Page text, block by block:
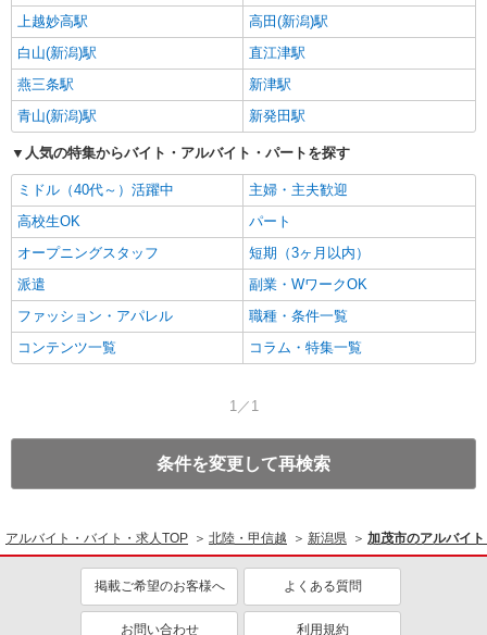
上越妙高駅
高田(新潟)駅
白山(新潟)駅
直江津駅
燕三条駅
新津駅
青山(新潟)駅
新発田駅
人気の特集からバイト・アルバイト・パートを探す
ミドル（40代～）活躍中
主婦・主夫歓迎
高校生OK
パート
オープニングスタッフ
短期（3ヶ月以内）
派遣
副業・WワークOK
ファッション・アパレル
職種・条件一覧
コンテンツ一覧
コラム・特集一覧
1／1
条件を変更して再検索
アルバイト・バイト・求人TOP 北陸・甲信越 新潟県 加茂市のアルバイ
掲載ご希望のお客様へ よくある質問
お問い合わせ 利用規約